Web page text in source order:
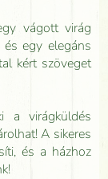
vágott virág
egy elegáns
kért szöveget
a virágküldés
A sikeres
és a házhoz